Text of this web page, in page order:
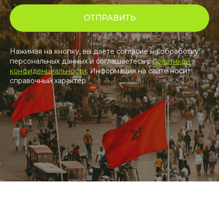
ОТПРАВИТЬ
Нажимая на кнопку, вы даете согласие на обработку
персональных данных и соглашаетесь cполитикой
конфиденциальности. Информация на сайте носит
справочный характер